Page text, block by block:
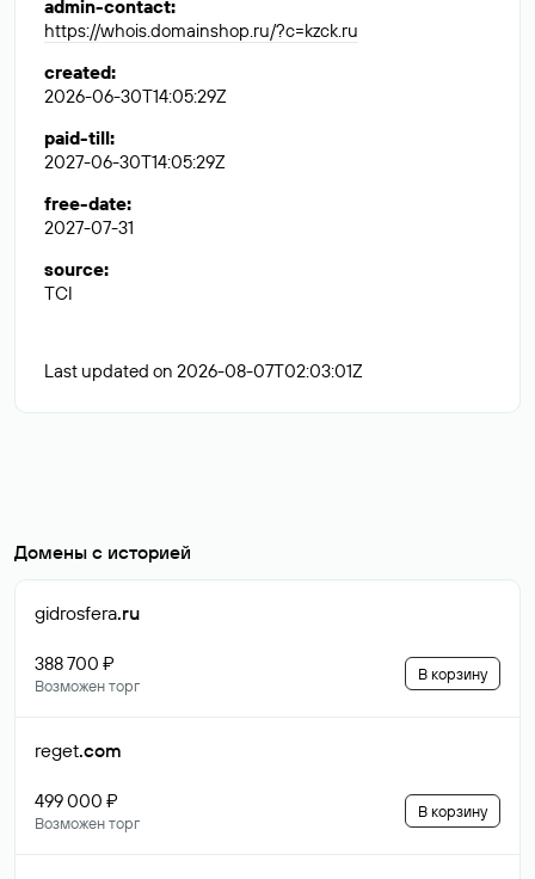
admin-contact:
https://whois.domainshop.ru/?c=kzck.ru
created:
2026-06-30T14:05:29Z
paid-till:
2027-06-30T14:05:29Z
free-date:
2027-07-31
source:
TCI
Last updated on 2026-08-07T02:03:01Z
Домены с историей
gidrosfera.ru
388 700 ₽
Возможен торг
В корзину
reget.com
499 000 ₽
Возможен торг
В корзину